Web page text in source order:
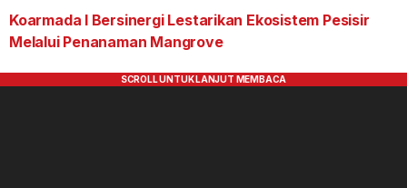
Koarmada I Bersinergi Lestarikan Ekosistem Pesisir
Melalui Penanaman Mangrove